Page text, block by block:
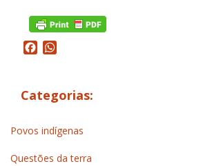
Facebook
Categorias:
Povos indígenas
Questões da terra